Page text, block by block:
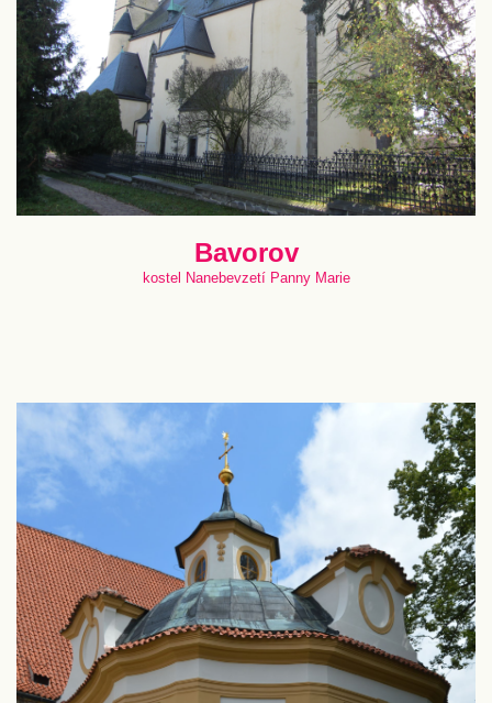
Bavorov
kostel Nanebevzetí Panny Marie